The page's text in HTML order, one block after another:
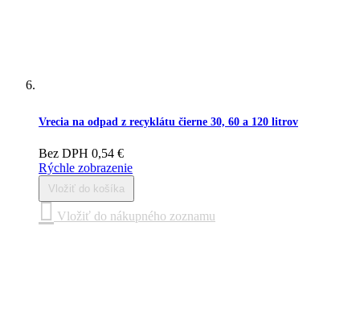
Vrecia na odpad z recyklátu čierne 30, 60 a 120 litrov
Bez DPH 0,54 €
Rýchle zobrazenie
Vložiť do košíka
Vložiť do nákupného zoznamu